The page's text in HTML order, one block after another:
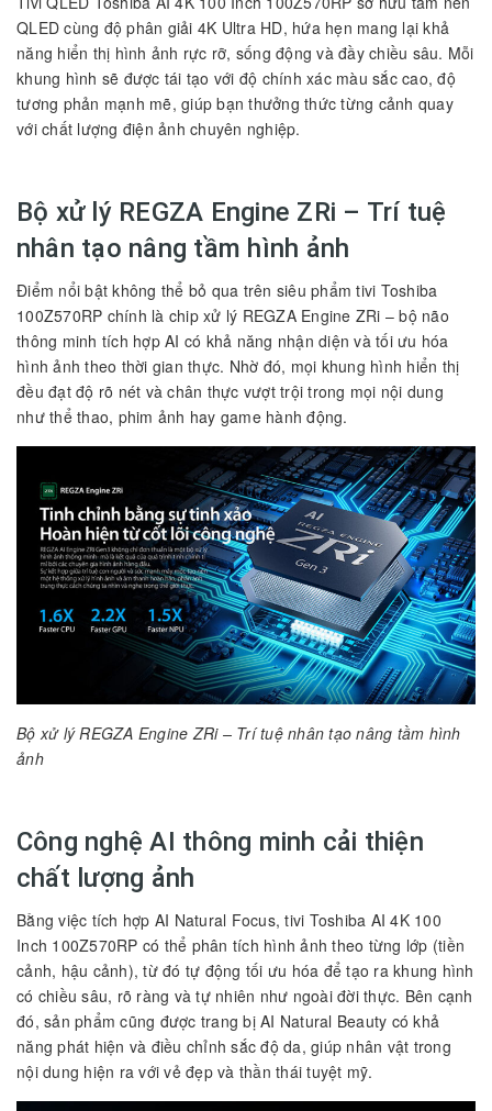
QLED cùng độ phân giải 4K Ultra HD, hứa hẹn mang lại khả
năng hiển thị hình ảnh rực rỡ, sống động và đầy chiều sâu. Mỗi
khung hình sẽ được tái tạo với độ chính xác màu sắc cao, độ
tương phản mạnh mẽ, giúp bạn thưởng thức từng cảnh quay
với chất lượng điện ảnh chuyên nghiệp.
Bộ xử lý REGZA Engine ZRi – Trí tuệ
nhân tạo nâng tầm hình ảnh
Điểm nổi bật không thể bỏ qua trên siêu phẩm tivi Toshiba
100Z570RP chính là chip xử lý REGZA Engine ZRi – bộ não
thông minh tích hợp AI có khả năng nhận diện và tối ưu hóa
hình ảnh theo thời gian thực. Nhờ đó, mọi khung hình hiển thị
đều đạt độ rõ nét và chân thực vượt trội trong mọi nội dung
như thể thao, phim ảnh hay game hành động.
Bộ xử lý REGZA Engine ZRi – Trí tuệ nhân tạo nâng tầm hình
ảnh
Công nghệ AI thông minh cải thiện
chất lượng ảnh
Bằng việc tích hợp AI Natural Focus, tivi Toshiba AI 4K 100
Inch 100Z570RP có thể phân tích hình ảnh theo từng lớp (tiền
cảnh, hậu cảnh), từ đó tự động tối ưu hóa để tạo ra khung hình
có chiều sâu, rõ ràng và tự nhiên như ngoài đời thực. Bên cạnh
đó, sản phẩm cũng được trang bị AI Natural Beauty có khả
năng phát hiện và điều chỉnh sắc độ da, giúp nhân vật trong
nội dung hiện ra với vẻ đẹp và thần thái tuyệt mỹ.